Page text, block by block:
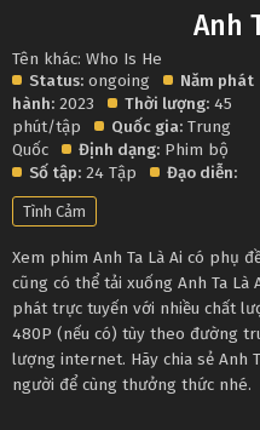
Anh
Tên khác: Who Is He
Status: ongoing
Năm phát
hành: 2023 Thời lượng: 45
phút/tập
Quốc gia: Trung
Quốc
Định dạng: Phim bộ
Số tập: 24 Tập Đạo diễn:
Tình Cảm
Xem phim Anh Ta Là Ai có phụ
cũng có thể tải xuống Anh Ta
phát trực tuyến với nhiều chất
480P (nếu có) tùy theo đường
lượng internet. Hãy chia sẻ Anh
người để cùng thưởng thức nhé.